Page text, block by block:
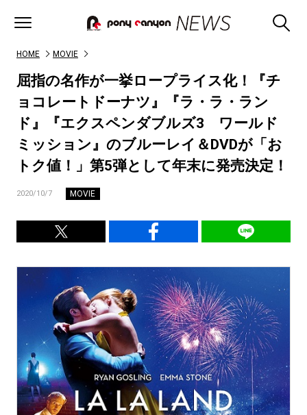
HOME MOVIE
屈指の名作が一挙ロープライス化！『チ
ョコレートドーナツ』『ラ・ラ・ラン
ド』『エクスペンダブルズ3 ワールド
ミッション』のブルーレイ＆DVDが「お
トク値！」第5弾として年末に発売決定！
2020/10/7 MOVIE